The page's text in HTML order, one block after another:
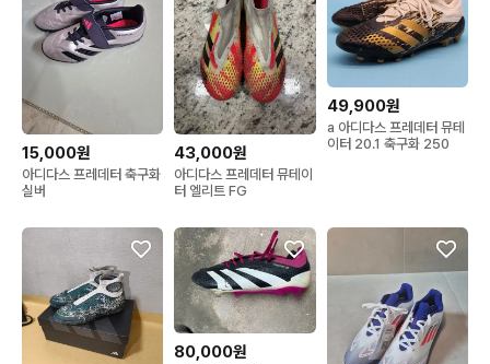
15,000원
아디다스 프레데터 축구화
실버
43,000원
아디다스 프레데터 뮤테이
터 엘리트 FG
49,900원
a 아디다스 프레데터 뮤테
이터 20.1 축구화 250
80,000원